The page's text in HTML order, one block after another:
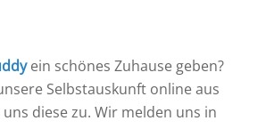
ein schönes Zuhause geben?
Selbstauskunft online aus
diese zu. Wir melden uns in